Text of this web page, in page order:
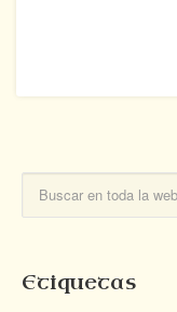
Etiquetas